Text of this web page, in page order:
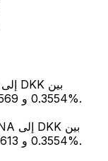
0.3554 و 0.3569. كان المتوسط 0.3561 مع تقلبات 0.24%.
0.3554 و 0.3613. كان المتوسط 0.3588 مع تقلبات 0.24%.